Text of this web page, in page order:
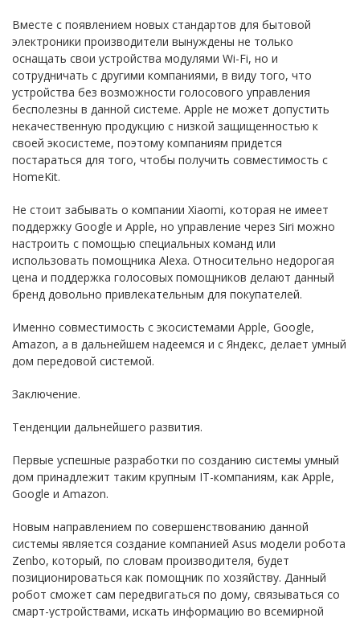
Вместе с появлением новых стандартов для бытовой
электроники производители вынуждены не только
оснащать свои устройства модулями Wi-Fi, но и
сотрудничать с другими компаниями, в виду того, что
устройства без возможности голосового управления
бесполезны в данной системе. Apple не может допустить
некачественную продукцию с низкой защищенностью к
своей экосистеме, поэтому компаниям придется
постараться для того, чтобы получить совместимость с
HomeKit.
Не стоит забывать о компании Xiaomi, которая не имеет
поддержку Google и Apple, но управление через Siri можно
настроить с помощью специальных команд или
использовать помощника Alexa. Относительно недорогая
цена и поддержка голосовых помощников делают данный
бренд довольно привлекательным для покупателей.
Именно совместимость с экосистемами Apple, Google,
Amazon, а в дальнейшем надеемся и с Яндекс, делает умный
дом передовой системой.
Заключение.
Тенденции дальнейшего развития.
Первые успешные разработки по созданию системы умный
дом принадлежит таким крупным IT-компаниям, как Apple,
Google и Amazon.
Новым направлением по совершенствованию данной
системы является создание компанией Asus модели робота
Zenbo, который, по словам производителя, будет
позиционироваться как помощник по хозяйству. Данный
робот сможет сам передвигаться по дому, связываться со
смарт-устройствами, искать информацию во всемирной